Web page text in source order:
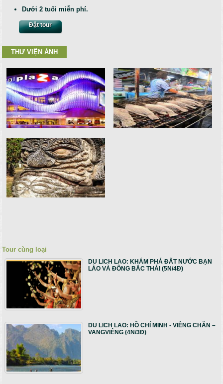
Dưới 2 tuổi miễn phí.
Đặt tour
THƯ VIỆN ẢNH
Tour cùng loại
DU LICH LAO: KHÁM PHÁ ĐẤT NƯỚC BẠN
LÀO VÀ ĐÔNG BẮC THÁI (5N/4Đ)
DU LICH LAO: HỒ CHÍ MINH - VIÊNG CHĂN –
VANGVIÊNG (4N/3Đ)